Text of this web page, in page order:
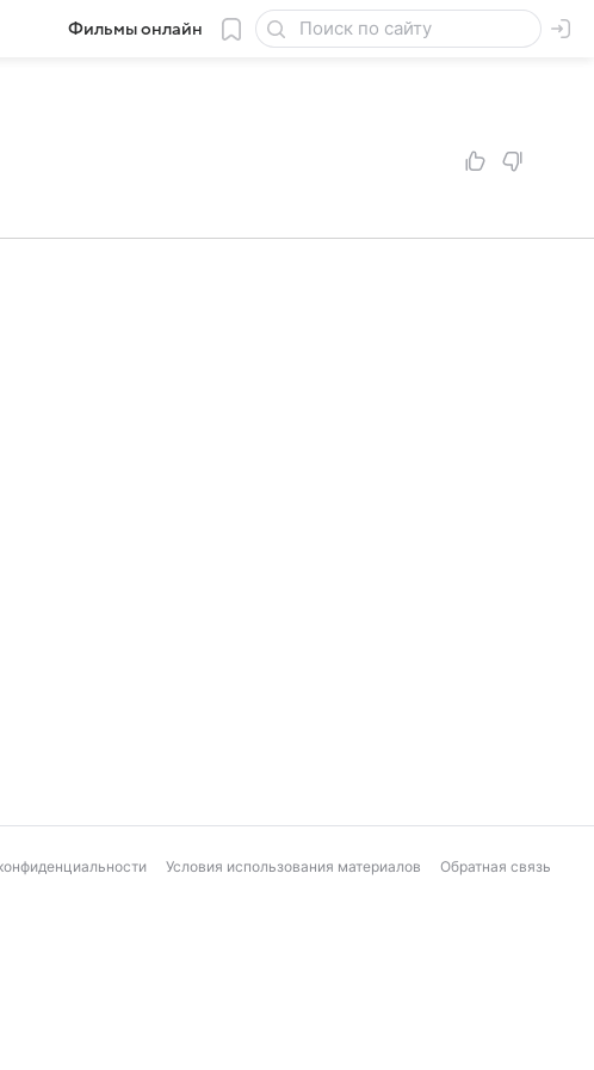
Фильмы онлайн
Условия использования материалов Обратная связь